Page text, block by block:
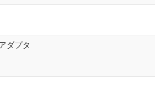
ダプタ